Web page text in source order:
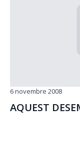
AQUEST
6 novembre 2008